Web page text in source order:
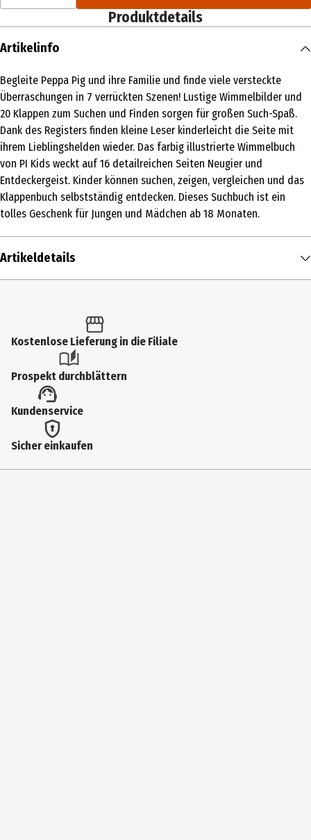
Produktdetails
Artikelinfo
Begleite Peppa Pig und ihre Familie und finde viele versteckte
Überraschungen in 7 verrückten Szenen! Lustige Wimmelbilder und
20 Klappen zum Suchen und Finden sorgen für großen Such-Spaß.
Dank des Registers finden kleine Leser kinderleicht die Seite mit
ihrem Lieblingshelden wieder. Das farbig illustrierte Wimmelbuch
von PI Kids weckt auf 16 detailreichen Seiten Neugier und
Entdeckergeist. Kinder können suchen, zeigen, vergleichen und das
Klappenbuch selbstständig entdecken. Dieses Suchbuch ist ein
tolles Geschenk für Jungen und Mädchen ab 18 Monaten.
Artikeldetails
Produkttyp
Kinder- & Jugendbücher
Altersempfehlung ab
2 Jahre
Kostenlose Lieferung in die Filiale
Prospekt durchblättern
Kundenservice
Sicher einkaufen